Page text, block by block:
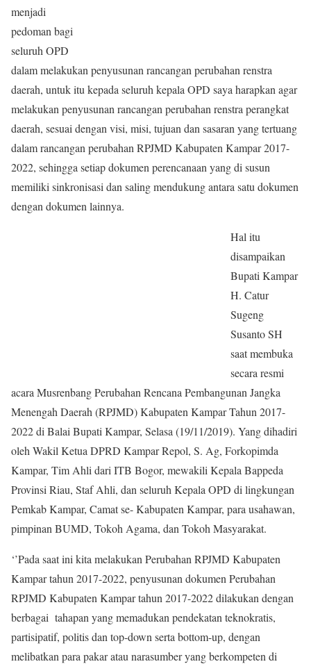
menjadi
pedoman bagi
seluruh OPD
dalam melakukan penyusunan rancangan perubahan renstra
daerah, untuk itu kepada seluruh kepala OPD saya harapkan agar
melakukan penyusunan rancangan perubahan renstra perangkat
daerah, sesuai dengan visi, misi, tujuan dan sasaran yang tertuang
dalam rancangan perubahan RPJMD Kabupaten Kampar 2017-
2022, sehingga setiap dokumen perencanaan yang di susun
memiliki sinkronisasi dan saling mendukung antara satu dokumen
dengan dokumen lainnya.
Hal itu
disampaikan
Bupati Kampar
H. Catur
Sugeng
Susanto SH
saat membuka
secara resmi
acara Musrenbang Perubahan Rencana Pembangunan Jangka
Menengah Daerah (RPJMD) Kabupaten Kampar Tahun 2017-
2022 di Balai Bupati Kampar, Selasa (19/11/2019). Yang dihadiri
oleh Wakil Ketua DPRD Kampar Repol, S. Ag, Forkopimda
Kampar, Tim Ahli dari ITB Bogor, mewakili Kepala Bappeda
Provinsi Riau, Staf Ahli, dan seluruh Kepala OPD di lingkungan
Pemkab Kampar, Camat se- Kabupaten Kampar, para usahawan,
pimpinan BUMD, Tokoh Agama, dan Tokoh Masyarakat.
‘’Pada saat ini kita melakukan Perubahan RPJMD Kabupaten
Kampar tahun 2017-2022, penyusunan dokumen Perubahan
RPJMD Kabupaten Kampar tahun 2017-2022 dilakukan dengan
berbagai tahapan yang memadukan pendekatan teknokratis,
partisipatif, politis dan top-down serta bottom-up, dengan
melibatkan para pakar atau narasumber yang berkompeten di